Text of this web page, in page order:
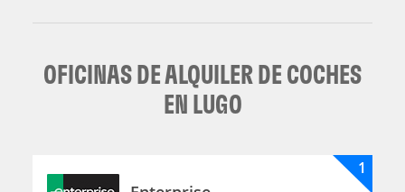
OFICINAS DE ALQUILER DE COCHES
EN LUGO
1